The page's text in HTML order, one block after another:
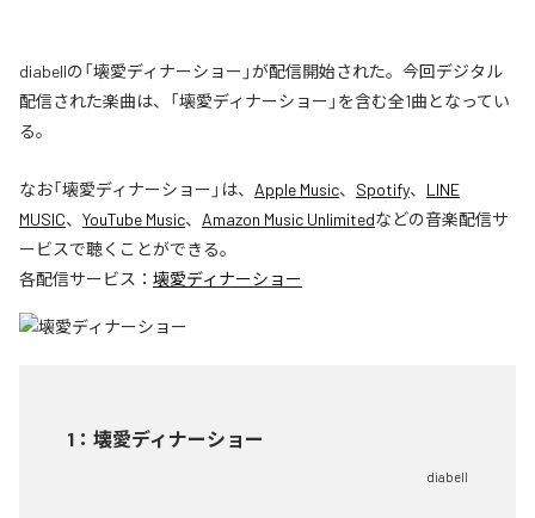
diabellの「壊愛ディナーショー」が配信開始された。今回デジタル
配信された楽曲は、「壊愛ディナーショー」を含む全1曲となってい
る。
なお「壊愛ディナーショー 」は、 Apple Music、 Spotify、 LINE
MUSIC、 YouTube Music、 Amazon Music Unlimitedなどの音楽配信サ
ービスで聴くことができる。
各配信サービス： 壊愛ディナーショー
1 ： 壊愛ディナーショー
diabell